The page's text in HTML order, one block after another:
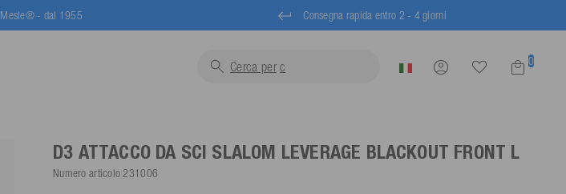
Mesle® - dal 1955 Consegna rapida entro 2 - 4 giorni
Cerca per trainabili... 0
D3 ATTACCO DA SCI SLALOM LEVERAGE BLACKOUT FRONT L
Numero articolo 231006